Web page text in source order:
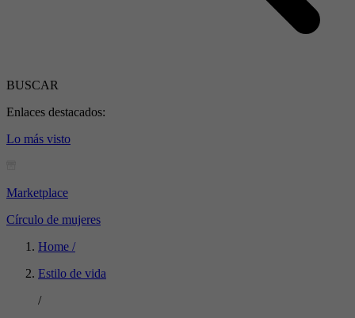
BUSCAR
Enlaces destacados:
Lo más visto
Marketplace
Círculo de mujeres
Home /
Estilo de vida
/